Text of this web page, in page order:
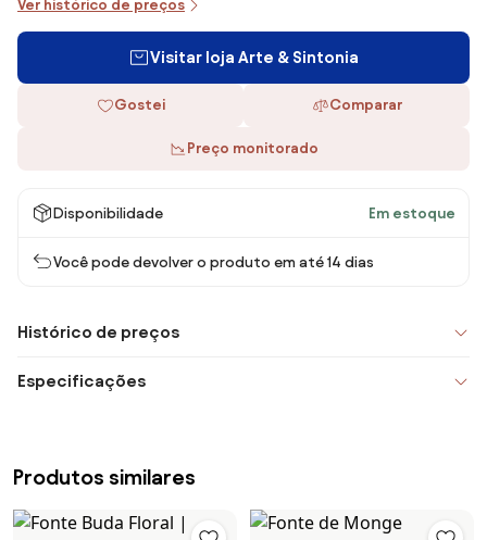
Ver histórico de preços
Visitar loja Arte & Sintonia
Gostei Comparar
Preço monitorado
Disponibilidade Em estoque
Você pode devolver o produto em até 14 dias
Histórico de preços
Especificações
Produtos similares